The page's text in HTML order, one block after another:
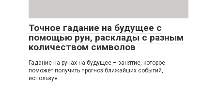
Точное гадание на будущее с
помощью рун, расклады с разным
количеством символов
Гадание на рунах на будущее – занятие, которое
поможет получить прогноз ближайших событий,
используя